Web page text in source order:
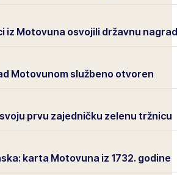
iz Motovuna osvojili državnu
Motovunom službeno otvoren
prvu zajedničku zelenu tržnicu
karta Motovuna iz 1732. godine